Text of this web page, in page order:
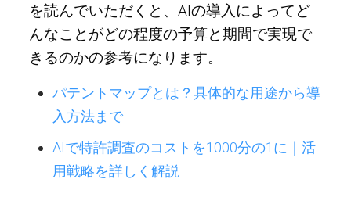
を読んでいただくと、AIの導入によってど
んなことがどの程度の予算と期間で実現で
きるのかの参考になります。
パテントマップとは？具体的な用途から導
入方法まで
AIで特許調査のコストを1000分の1に｜活
用戦略を詳しく解説